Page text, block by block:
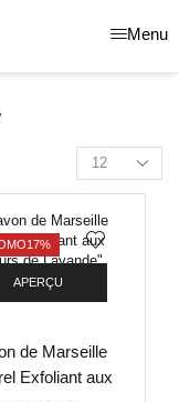
Menu
17%
APERÇU
de Marseille
Exfoliant aux